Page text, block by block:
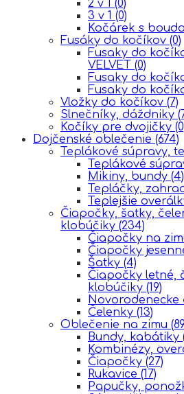
2 v 1 (0)
3 v 1 (0)
Kočárek s
Fusáky do kočíkov (0)
Fusaky do
VELVET (0)
Fusaky do
Fusaky do
Vložky do kočíkov (7)
Slnečníky, dáždniky
Kočíky pre dvojičky
Dojčenské oblečenie (674)
Teplákové súpravy,
Teplákové
Mikiny, bundy (4)
Tepláčky,
Teplejšie
Čiapočky, šatky,
klobúčiky (234)
Čiapočky na
Čiapočky
Šatky (4)
Čiapočky letné,
klobúčiky (19)
Čelenky (13)
Oblečenie na zimu
Bundy, kabátiky
Kombinézy,
Čiapočky (27)
Rukavice (17)
Papučky,